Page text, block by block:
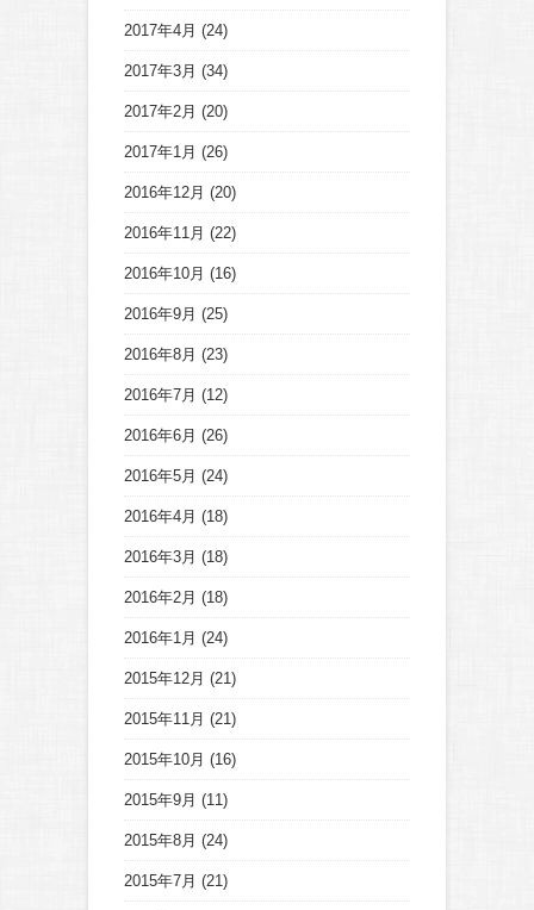
2017年4月 (24)
2017年3月 (34)
2017年2月 (20)
2017年1月 (26)
2016年12月 (20)
2016年11月 (22)
2016年10月 (16)
2016年9月 (25)
2016年8月 (23)
2016年7月 (12)
2016年6月 (26)
2016年5月 (24)
2016年4月 (18)
2016年3月 (18)
2016年2月 (18)
2016年1月 (24)
2015年12月 (21)
2015年11月 (21)
2015年10月 (16)
2015年9月 (11)
2015年8月 (24)
2015年7月 (21)